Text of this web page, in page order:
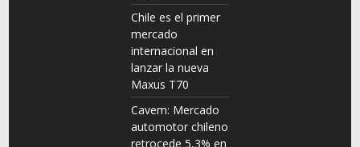
Chile es el primer
mercado
internacional en
lanzar la nueva
Maxus T70
Cavem: Mercado
automotor chileno
retrocede 5,3% en